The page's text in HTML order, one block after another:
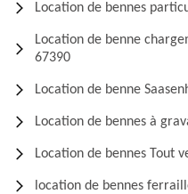
Location de bennes
Location de benne
67390
Location de benne
Location de bennes à
Location de bennes Tout
location de bennes